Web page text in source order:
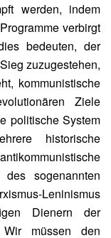
werden, indem
verbirgt
bedeuten, der
zuzugestehen,
kommunistische
Ziele
politische System
historische
sogenannten
Leninismus
Dienern der
Wir müssen den